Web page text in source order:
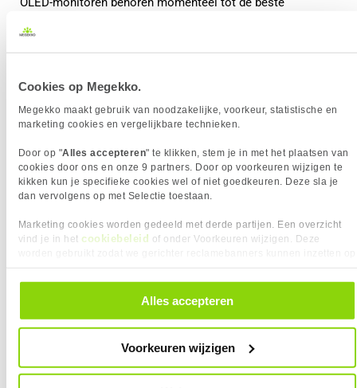
Cookies op Megekko.
Megekko maakt gebruik van noodzakelijke, voorkeur, statistische en
marketing cookies en vergelijkbare technieken.
Door op "Alles accepteren" te klikken, stem je in met het plaatsen van
cookies door ons en onze 9 partners. Door op voorkeuren wijzigen te
kikken kun je specifieke cookies wel of niet goedkeuren. Deze sla je
dan vervolgens op met Selectie toestaan.
Marketing cookies worden gedeeld met derde partijen. Een overzicht
vind je in het cookiebeleid of onder Voorkeuren wijzigen. Deze
alle cookies. Je kunt je gegeven toestemming altijd intrekken, dit doe je
door in de footer van onze website te klikken op ‘Cookievoorkeuren’
Alles accepteren
Voorkeuren wijzigen
pixel zelf licht geeft, kunnen OLED-schermen perfecte
zwartwaarden en een extreem hoog contrast leveren.
In combinatie met zeer snelle responstijden en hoge
refresh rates zorgt dit voor een indrukwekkende
beeldkwaliteit, zowel bij gaming als bij films en andere
Ben je op zoek naar een monitor met maximale
beeldkwaliteit en de nieuwste displaytechnologie? Dan kan
Waarom kiezen voor een OLED monitor?
Vrijwel oneindig contrast
Extreem snelle responstijd
Zeer levendige kleuren